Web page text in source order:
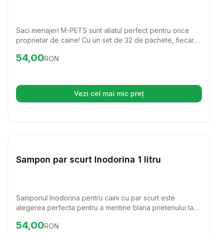
Saci menajeri M-PETS sunt aliatul perfect pentru orice
proprietar de caine! Cu un set de 32 de pachete, fiecare
curata.
Preț:54.00
54,00RON
Vezi cel mai mic preț(se deschide într-o filă nouă)
Diverse Igiena Caini
Sampon par scurt Inodorina 1 litru
Samponul Inodorina pentru caini cu par scurt este
alegerea perfecta pentru a mentine blana prietenului tau
eficienta, acest sampon transforma fiecare baie intr-o
Preț:54.00
54,00RON